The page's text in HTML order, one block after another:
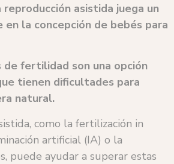
reproducción asistida juega un
la concepción de bebés para
fertilidad son una opción
tienen dificultades para
natural.
como la fertilización in
artificial (IA) o la
puede ayudar a superar estas